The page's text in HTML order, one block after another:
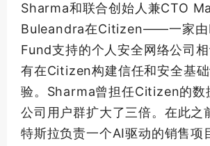
Sharma和联合创始人兼CTO
Buleandra在Citizen——一家由
Fund支持的个人安全网络公司
有在Citizen构建信任和安全基
验。Sharma曾担任Citizen的数
公司用户群扩大了三倍。在此之
特斯拉负责一个AI驱动的销售项